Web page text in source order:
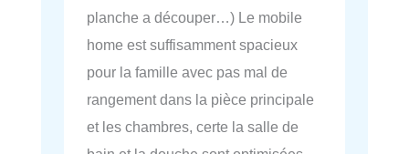
planche a découper…) Le mobile
home est suffisamment spacieux
pour la famille avec pas mal de
rangement dans la pièce principale
et les chambres, certe la salle de